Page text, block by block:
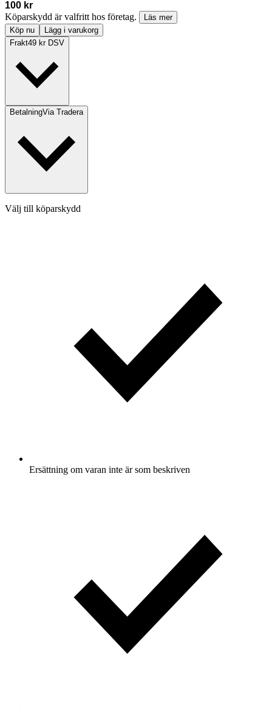
100 kr
Köparskydd är valfritt hos företag.
Läs mer
Köp nu
Lägg i varukorg
Frakt49 kr DSV
BetalningVia Tradera
Välj till köparskydd
Ersättning om varan inte är som beskriven